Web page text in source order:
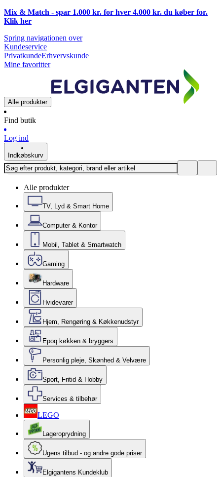
Mix & Match - spar 1.000 kr. for hver 4.000 kr. du køber for.
Klik her
Spring navigationen over
Kundeservice
PrivatkundeErhvervskunde
Mine favoritter
Alle produkter
Find butik
Log ind
Indkøbskurv
Alle produkter
TV, Lyd & Smart Home
Computer & Kontor
Mobil, Tablet & Smartwatch
Gaming
Hardware
Hvidevarer
Hjem, Rengøring & Køkkenudstyr
Epoq køkken & bryggers
Personlig pleje, Skønhed & Velvære
Sport, Fritid & Hobby
Services & tilbehør
LEGO
Lageroprydning
Ugens tilbud - og andre gode priser
Elgigantens Kundeklub